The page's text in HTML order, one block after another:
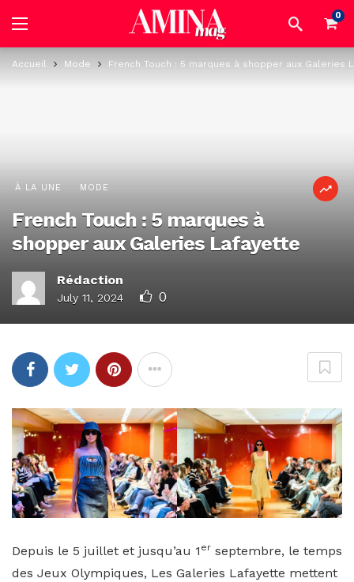
0
Accueil Mode French Touch : 5 marques à shopper aux Galeries
À LA UNE MODE
French Touch : 5 marques à
shopper aux Galeries Lafayette
Rédaction
July 11, 2024 0
Depuis le 5 juillet et jusqu’au 1 er septembre, le temps
des Jeux Olympiques, Les Galeries Lafayette mettent